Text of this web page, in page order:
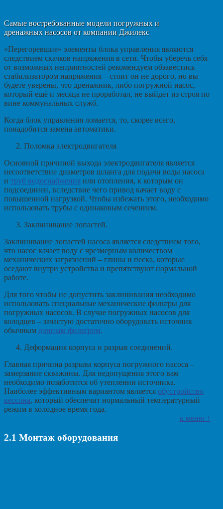
Самые востребованные модели погружных и
дренажных насосов от компании Джилекс
«Перегоревшие» элементы блока управления являются
следствием скачков напряжения в сети. Чтобы уберечь себя
от возможных неприятностей рекомендуем обзавестись
стабилизатором напряжения – стоит он не дорого, но вы
будете уверены, что дренажник, либо погружной насос,
который ещё и месяца не проработал, не выйдет из строя по
вине коммунальных служб.
Когда блок управления ломается, то, скорее всего,
понадобится замена автоматики.
Поломка электродвигателя
Основной причиной выхода электродвигателя является
несоответствие диаметров шланга для подачи воды насоса
и труб водоснабжения или отопления, к которым он
подсоединен, вследствие чего привод качает воду с
повышенной нагрузкой. Чтобы избежать этого, необходимо
использовать трубы с одинаковым сечением.
Заклинивание лопастей.
Заклинивание лопастей насоса является следствием того,
что насос качает воду с чрезмерным количеством
механических загрязнений – глины и песка, которые
оседают внутри устройства и препятствуют нормальной
работе.
Для того чтобы не допустить заклинивания необходимо
использовать специальные механические фильтры для
погружных насосов. В случае погружных насосов для
колодцев – зачастую достаточно оборудовать источник
обычным донным фильтром.
Деформация корпуса и разрыв соединений.
Главная причина разрыва корпуса погружного насоса –
замерзание скважины. Для недопущения этого вам
необходимо позаботится об утеплении источника.
Наиболее эффективным вариантом является обустройство
кессона, который обеспечит нормальный температурный
режим в холодное время года.
к меню ↑
2.1 Монтаж оборудования